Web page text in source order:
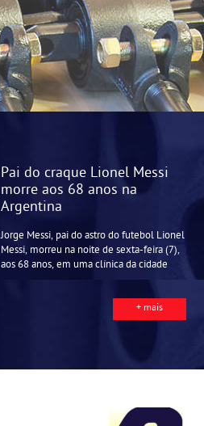
Pai do craque Lionel Messi
morre aos 68 anos na
Argentina
Jorge Messi, pai do astro do futebol Lionel
Messi, morreu na noite de sexta-feira (7),
aos 68 anos, em uma clínica da cidade
+ mais